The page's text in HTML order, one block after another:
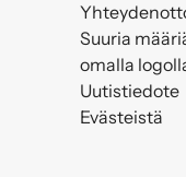
Suuria
omalla
Uutistiedote
Evästeistä